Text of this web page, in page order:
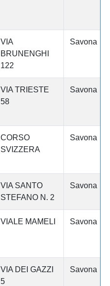
VIA
BRUNENGHI
122
Savona
VIA TRIESTE
58
Savona
CORSO
SVIZZERA
Savona
VIA SANTO
STEFANO N. 2
Savona
VIALE MAMELI Savona
VIA DEI GAZZI
5
Savona